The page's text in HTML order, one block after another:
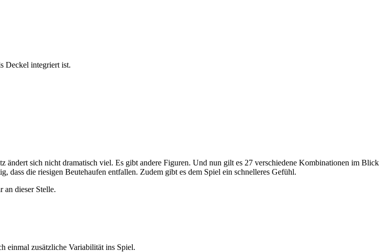
Deckel integriert ist.
sich nicht dramatisch viel. Es gibt andere Figuren. Und nun gilt es 27 verschiedene Kombinationen im Blick
dass die riesigen Beutehaufen entfallen. Zudem gibt es dem Spiel ein schnelleres Gefühl.
an dieser Stelle.
einmal zusätzliche Variabilität ins Spiel.